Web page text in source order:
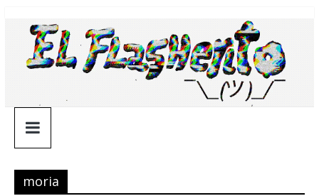
contenido
¯\_(ツ)_/
¯
moria